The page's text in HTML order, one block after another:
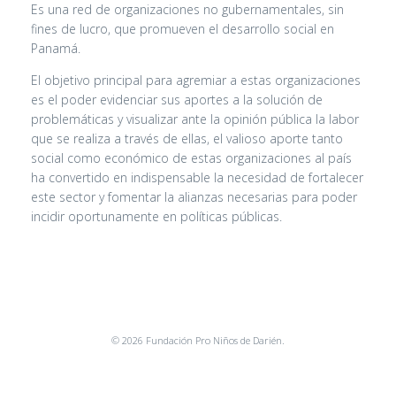
Es una red de organizaciones no gubernamentales, sin
fines de lucro, que promueven el desarrollo social en
Panamá.
El objetivo principal para agremiar a estas organizaciones
es el poder evidenciar sus aportes a la solución de
problemáticas y visualizar ante la opinión pública la labor
que se realiza a través de ellas, el valioso aporte tanto
social como económico de estas organizaciones al país
ha convertido en indispensable la necesidad de fortalecer
este sector y fomentar la alianzas necesarias para poder
incidir oportunamente en políticas públicas.
© 2026 Fundación Pro Niños de Darién.